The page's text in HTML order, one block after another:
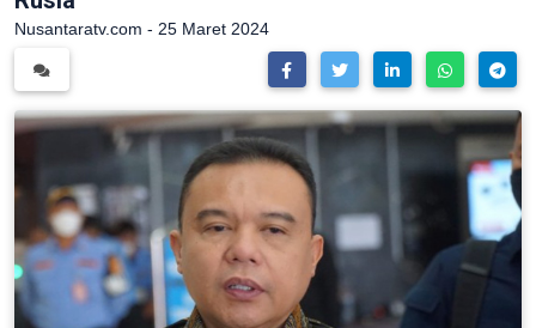
Nusantaratv.com - 25 Maret 2024